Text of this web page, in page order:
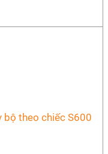
bộ theo chiếc S600